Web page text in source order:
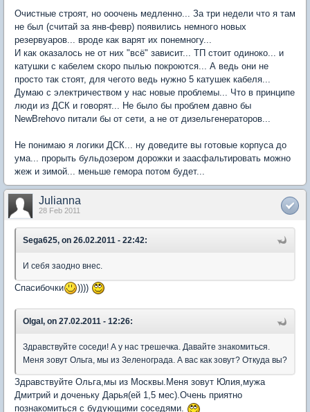
Очистные строят, но ооочень медленно... За три недели что я там
не был (считай за янв-февр) появились немного новых
резервуаров... вроде как варят их понемногу...
И как оказалось не от них "всё" зависит... ТП стоит одиноко... и
катушки с кабелем скоро пылью покроются... А ведь они не
просто так стоят, для чегото ведь нужно 5 катушек кабеля...
Думаю с электричеством у нас новые проблемы... Что в принципе
люди из ДСК и говорят... Не было бы проблем давно бы
NewBrehovo питали бы от сети, а не от дизельгенераторов...
Не понимаю я логики ДСК... ну доведите вы готовые корпуса до
ума... прорыть бульдозером дорожки и заасфальтировать можно
жеж и зимой... меньше гемора потом будет...
Julianna
28 Feb 2011
Sega625, on 26.02.2011 - 22:42:
И себя заодно внес.
Спасибочки ))))
OlgaI, on 27.02.2011 - 12:26:
Здравствуйте соседи! А у нас трешечка. Давайте знакомиться.
Меня зовут Ольга, мы из Зеленограда. А вас как зовут? Откуда вы?
Здравствуйте Ольга,мы из Москвы.Меня зовут Юлия,мужа
Дмитрий и доченьку Дарья(ей 1,5 мес).Очень приятно
познакомиться с будующими соседями.